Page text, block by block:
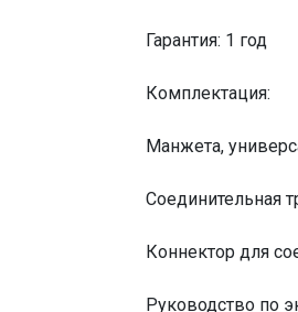
Гарантия: 1 год
Комплектация:
Манжета,
Соединительная
Коннектор для
Руководство по